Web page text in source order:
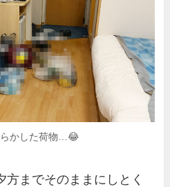
かした荷物…😂
までそのままにしとく